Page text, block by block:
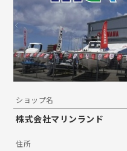
ショップ名
株式会社マリンランド
住所